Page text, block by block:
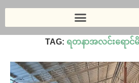
ရတနာအလင်းရောင်မိဘမဲ့ကျောင်း
TAG: ရတနာအလင်းရောင်